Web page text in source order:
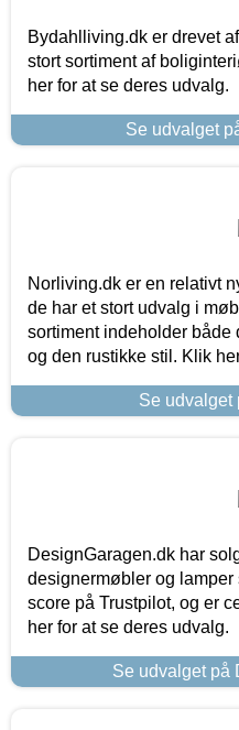
Bydahlliving.dk er drevet
stort sortiment af
her for at se deres udvalg.
Se udvalget
Norliving.dk er en relativt
de har et stort udvalg i
sortiment indeholder både
og den rustikke stil. Klik
Se udvalget
DesignGaragen.dk har
designermøbler og
score på Trustpilot, og er
her for at se deres udvalg.
Se udvalget på